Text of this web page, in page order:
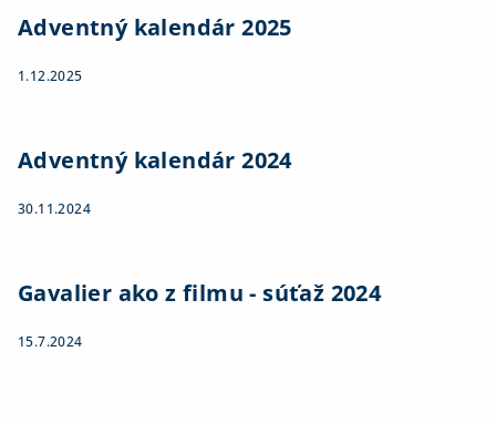
Adventný kalendár 2025
1.12.2025
Adventný kalendár 2024
30.11.2024
Gavalier ako z filmu - súťaž 2024
15.7.2024